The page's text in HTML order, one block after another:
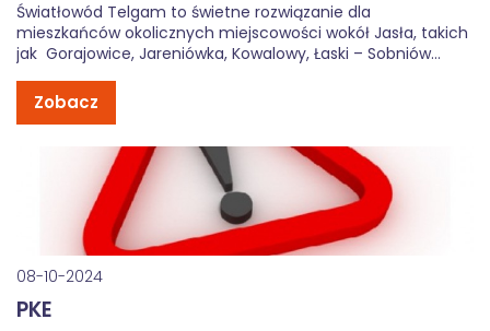
Światłowód Telgam to świetne rozwiązanie dla
mieszkańców okolicznych miejscowości wokół Jasła, takich
jak Gorajowice, Jareniówka, Kowalowy, Łaski – Sobniów
Opacie, Trzcinica i Żółków. Dzięki światłowodowi mieszkańcy
Zobacz
08-10-2024
PKE